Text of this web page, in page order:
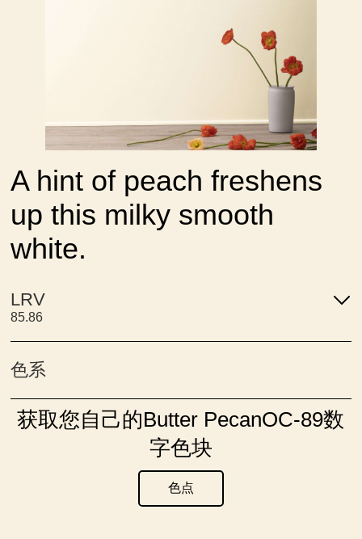
A hint of peach freshens
up this milky smooth
white.
LRV
85.86
色系
获取您自己的Butter PecanOC-89数
字色块
色点